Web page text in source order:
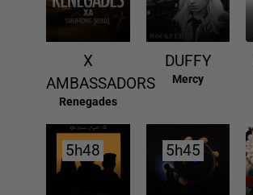
X
AMBASSADORS
Renegades
DUFFY
Mercy
5h48
5h48 5h45
5h45